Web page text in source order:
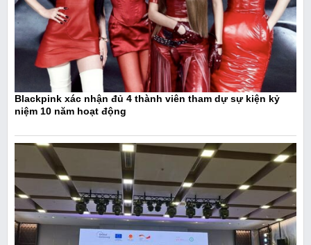
Blackpink xác nhận đủ 4 thành viên tham dự sự kiện kỷ
niệm 10 năm hoạt động